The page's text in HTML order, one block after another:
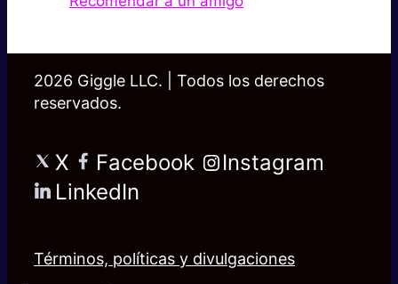
2026 Giggle LLC. | Todos los derechos
reservados.
X Facebook
Instagram
LinkedIn
Términos, políticas y divulgaciones